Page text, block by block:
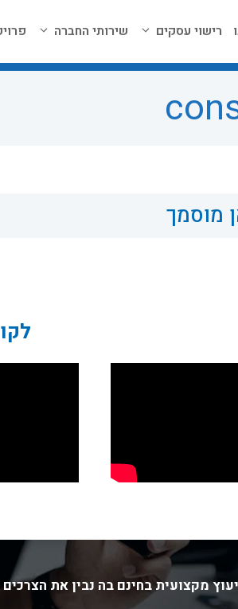
רישוי עסקים שירותי החברה
מוסמך
מקצועית בחינם בה נבין את